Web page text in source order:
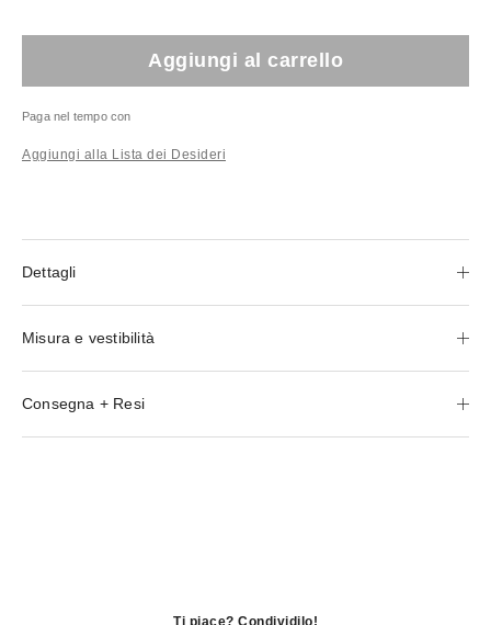
Aggiungi al carrello
Paga nel tempo con
Aggiungi alla Lista dei Desideri
Dettagli
Misura e vestibilità
Consegna + Resi
Ti piace? Condividilo!